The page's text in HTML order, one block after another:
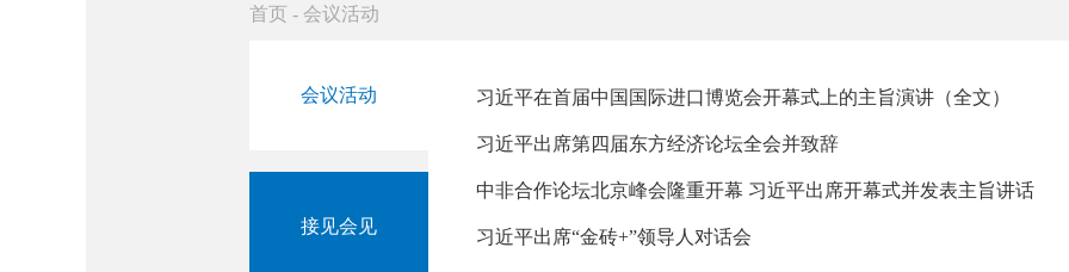
首页 - 会议活动
会议活动
接见会见
习近平在首届中国国际进口博览会开幕式上的主旨演讲（全文）
习近平出席第四届东方经济论坛全会并致辞
中非合作论坛北京峰会隆重开幕 习近平出席开幕式并发表主旨讲话
习近平出席“金砖+”领导人对话会